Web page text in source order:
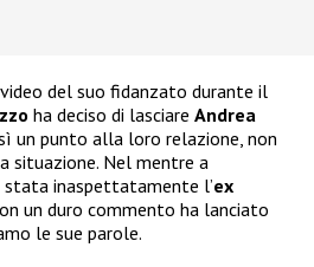
del suo fidanzato durante il
ha deciso di lasciare Andrea
un punto alla loro relazione, non
situazione. Nel mentre a
inaspettatamente l’ex
un duro commento ha lanciato
le sue parole.